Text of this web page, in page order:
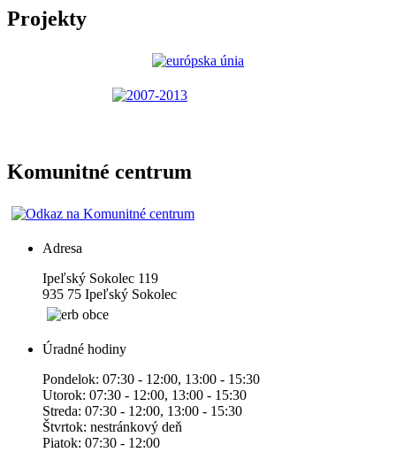
Projekty
Komunitné centrum
Adresa
Ipeľský Sokolec 119
935 75 Ipeľský Sokolec
Úradné hodiny
Pondelok: 07:30 - 12:00, 13:00 - 15:30
Utorok: 07:30 - 12:00, 13:00 - 15:30
Streda: 07:30 - 12:00, 13:00 - 15:30
Štvrtok: nestránkový deň
Piatok: 07:30 - 12:00